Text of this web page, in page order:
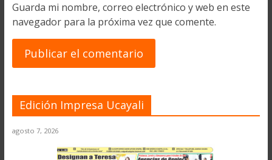
Guarda mi nombre, correo electrónico y web en este
navegador para la próxima vez que comente.
Edición Impresa Ucayali
agosto 7, 2026